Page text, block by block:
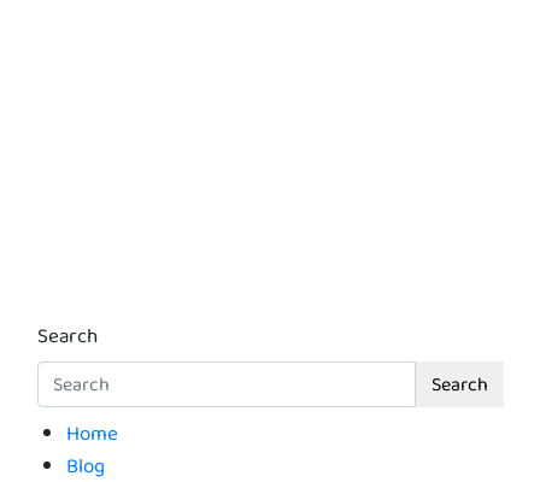
Search
Search
Home
Blog